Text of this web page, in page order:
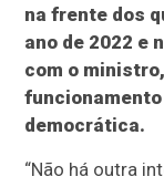
na frente dos
ano de 2022 e
com o
funcionamento
democrática.
“Não há outra